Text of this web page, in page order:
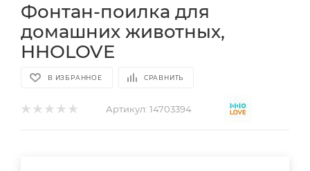
Фонтан-поилка для
домашних животных,
HHOLOVE
В ИЗБРАННОЕ СРАВНИТЬ
Артикул: 14703394